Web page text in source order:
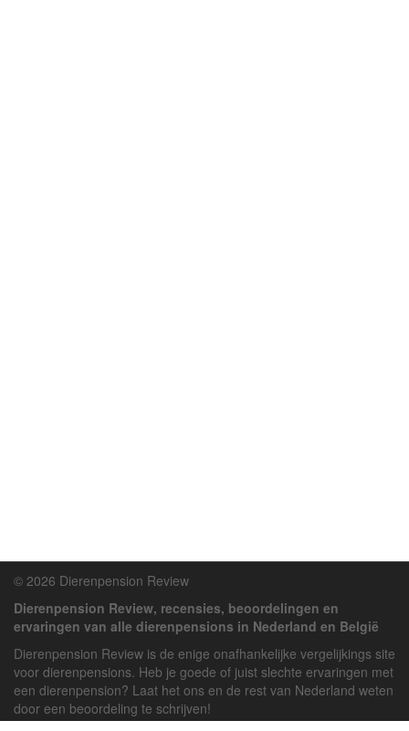
© 2026 Dierenpension Review
Dierenpension Review, recensies, beoordelingen en
ervaringen van alle dierenpensions in Nederland en België
Dierenpension Review is de enige onafhankelijke vergelijkings site
voor dierenpensions. Heb je goede of juist slechte ervaringen met
een dierenpension? Laat het ons en de rest van Nederland weten
door een beoordeling te schrijven!